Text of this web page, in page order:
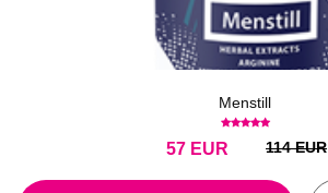
Menstill
EUR
57 114 EUR